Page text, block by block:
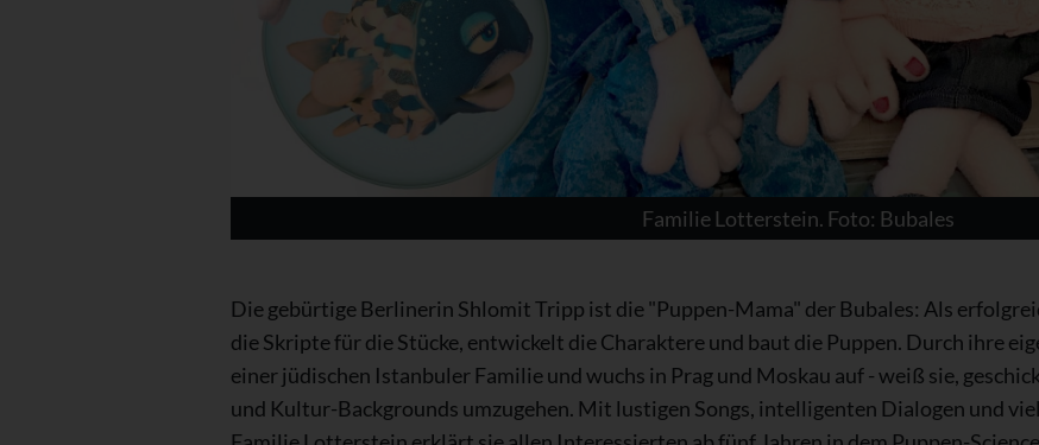
Familie Lotterstein. Foto: Bubales
Die gebürtige Berlinerin Shlomit Tripp ist die "Puppen-Mama" der Bubales: Als
die Skripte für die Stücke, entwickelt die Charaktere und baut die Puppen. Durch ihre
einer jüdischen Istanbuler Familie und wuchs in Prag und Moskau auf - weiß sie,
und Kultur-Backgrounds umzugehen. Mit lustigen Songs, intelligenten Dialogen und